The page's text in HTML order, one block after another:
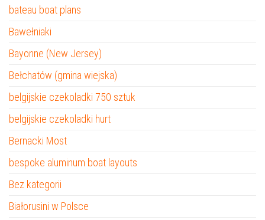
bateau boat plans
Bawełniaki
Bayonne (New Jersey)
Bełchatów (gmina wiejska)
belgijskie czekoladki 750 sztuk
belgijskie czekoladki hurt
Bernacki Most
bespoke aluminum boat layouts
Bez kategorii
Białorusini w Polsce